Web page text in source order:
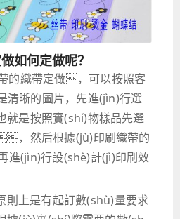
如何定做呢？
的織帶定做，可以按照客
清晰的圖片，先進(jìn)行選
是按照實(shí)物樣品先選
，然后根據(jù)印刷織帶的
(jìn)行設(shè)計(jì)印刷效
上是有起訂數(shù)量要求